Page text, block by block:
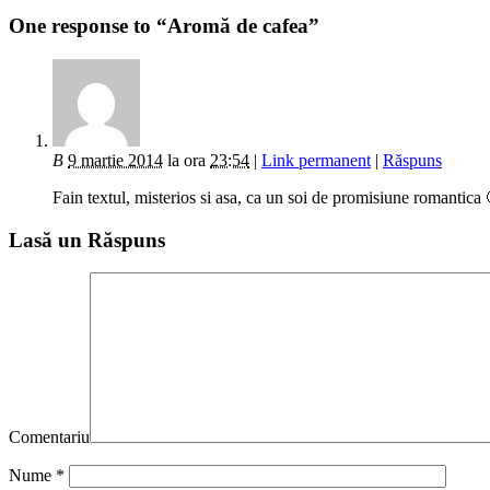
One response to “Aromă de cafea”
B 9 martie 2014 la ora 23:54 | Link permanent | Răspuns
Fain textul, misterios si asa, ca un soi de promisiune romantica
Lasă un Răspuns
Comentariu
Nume *